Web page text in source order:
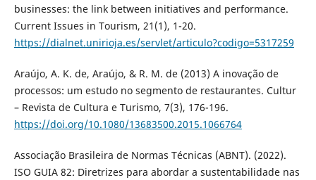
businesses: the link between initiatives and performance.
Current Issues in Tourism, 21(1), 1-20.
https://dialnet.unirioja.es/servlet/articulo?codigo=5317259
Araújo, A. K. de, Araújo, & R. M. de (2013) A inovação de
processos: um estudo no segmento de restaurantes. Cultur
– Revista de Cultura e Turismo, 7(3), 176-196.
https://doi.org/10.1080/13683500.2015.1066764
Associação Brasileira de Normas Técnicas (ABNT). (2022).
ISO GUIA 82: Diretrizes para abordar a sustentabilidade nas